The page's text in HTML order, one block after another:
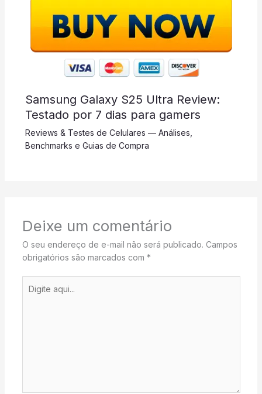
Samsung Galaxy S25 Ultra Review:
Testado por 7 dias para gamers
Reviews & Testes de Celulares — Análises,
Benchmarks e Guias de Compra
Deixe um comentário
O seu endereço de e-mail não será publicado. Campos
obrigatórios são marcados com *
aqui...